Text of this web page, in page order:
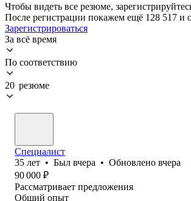
Чтобы видеть все резюме,
После регистрации покажем ещё 128 517 и
Зарегистрироваться
За всё время
По соответствию
20 резюме
Специалист
35 лет • Был вчера • Обновлено вчера
90 000 ₽
Рассматривает предложения
Общий опыт